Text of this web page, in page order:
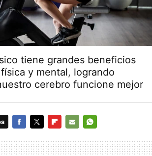
tiene grandes beneficios
y mental, logrando
cerebro funcione mejor
MAIL